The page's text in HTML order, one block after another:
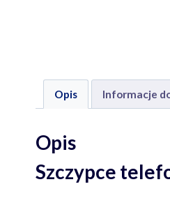
Opis Informacje
Opis
Szczypce